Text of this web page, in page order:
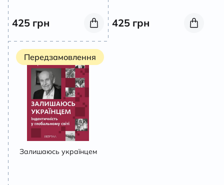
425 грн 425 грн
Передзамовлення
Залишаюсь українцем